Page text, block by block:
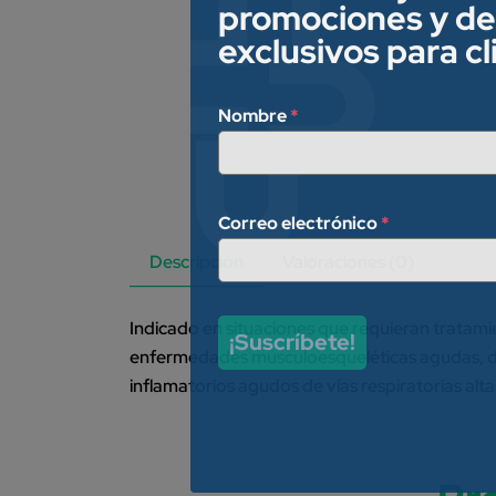
Descripción
Indicado en situaciones que requieran
enfermedades musculoesqueléticas
inflamatorios agudos de vías respiratorias altas.
promociones y
exclusivos para
Nombre*
Correo electrónico*
¡Suscríbete!